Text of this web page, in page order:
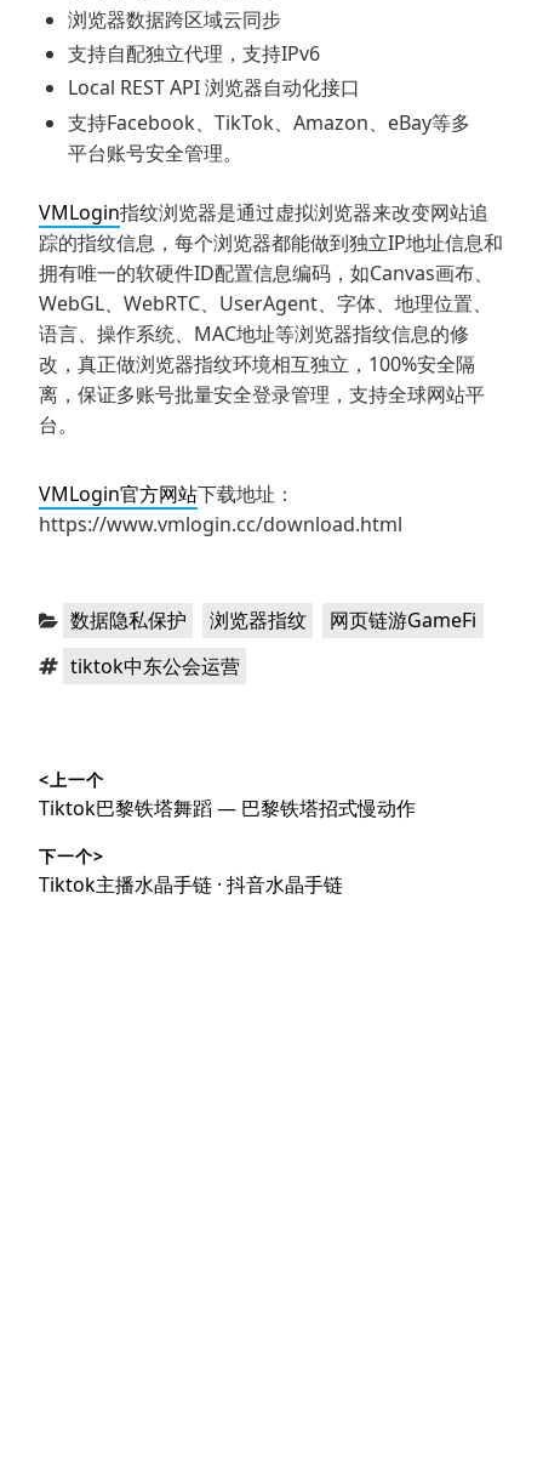
浏览器数据跨区域云同步
支持自配独立代理，支持IPv6
Local REST API 浏览器自动化接口
支持Facebook、TikTok、Amazon、eBay等多
平台账号安全管理。
VMLogin指纹浏览器是通过虚拟浏览器来改变网站追
踪的指纹信息，每个浏览器都能做到独立IP地址信息和
拥有唯一的软硬件ID配置信息编码，如Canvas画布、
WebGL、WebRTC、UserAgent、字体、地理位置、
语言、操作系统、MAC地址等浏览器指纹信息的修
改，真正做浏览器指纹环境相互独立，100%安全隔
离，保证多账号批量安全登录管理，支持全球网站平
台。
VMLogin官方网站下载地址：
https://www.vmlogin.cc/download.html
分 数据隐私保护 ，
浏览器指纹 ，网页链游GameFi
标 tiktok中东公会运营
章
导
航
<上一个
上
文
章：
Tiktok巴黎铁塔舞蹈 — 巴黎铁塔招式慢动作
下一个>
下
Tiktok主播水晶手链 · 抖音水晶手链